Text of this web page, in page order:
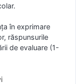
în exprimare
răspunsurile
de evaluare (1-